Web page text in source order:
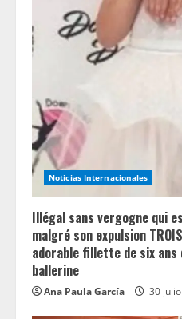
e
d
i
n
g
Noticias Internacionales
Illégal sans vergogne qui
malgré son expulsion
adorable fillette de six
ballerine
Ana Paula García 30